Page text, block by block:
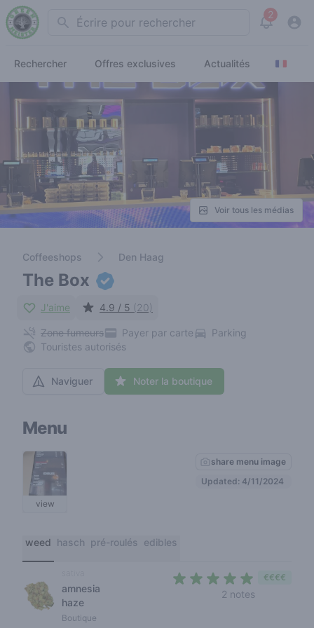
Search 2
View
Rechercher Offres exclusives Actualités
Voir tous les médias
Coffeeshops Den Haag
The Box
J'aime 4.9 / 5 (20)
Zone fumeurs Payer par carte
Parking
Touristes autorisés
Naviguer Noter la boutique
Menu
view
share menu image
Updated: 4/11/2024
weed hasch pré-roulés edibles
amnesia
haze
Boutique
2 notes
€€€€